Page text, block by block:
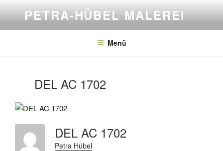
springen
PETRA-HÜBEL MALEREI
Menü
DEL AC 1702
DEL AC 1702
Petra Hübel